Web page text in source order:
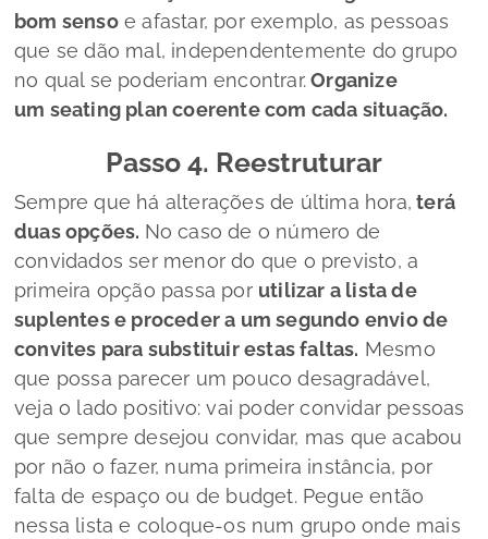
bom sensoe afastar, por exemplo, as pessoas
que se dão mal, independentemente do grupo
no qual se poderiam encontrar.Organize
um seating plancoerente com cada situação.
Passo 4. Reestruturar
Sempre que há alterações de última hora, terá
duas opções. No caso de o número de
convidados ser menor do que o previsto, a
primeira opção passa por utilizar a lista de
suplentes e proceder a um segundo envio de
convites para substituir estas faltas. Mesmo
que possa parecer um pouco desagradável,
veja o lado positivo: vai poder convidar pessoas
que sempre desejou convidar, mas que acabou
por não o fazer, numa primeira instância, por
falta de espaço ou de budget. Pegue então
nessa lista e coloque-os num grupo onde mais